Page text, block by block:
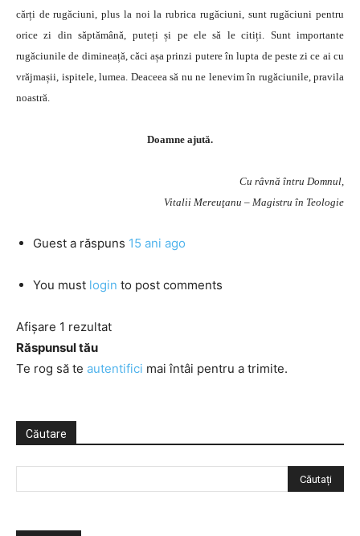
cărți de rugăciuni, plus la noi la rubrica rugăciuni, sunt rugăciuni pentru
orice zi din săptămână, puteți și pe ele să le citiți. Sunt importante
rugăciunile de dimineață, căci așa prinzi putere în lupta de peste zi ce ai cu
vrăjmașii, ispitele, lumea. Deaceea să nu ne lenevim în rugăciunile, pravila
noastră.
Doamne ajută.
Cu râvnă întru Domnul,
Vitalii Mereuţanu – Magistru în Teologie
Guest a răspuns 15 ani ago
You must login to post comments
Afișare 1 rezultat
Răspunsul tău
Te rog să te autentifici mai întâi pentru a trimite.
Căutare